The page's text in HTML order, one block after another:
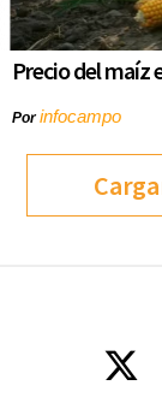
Precio del maíz
Porinfocampo